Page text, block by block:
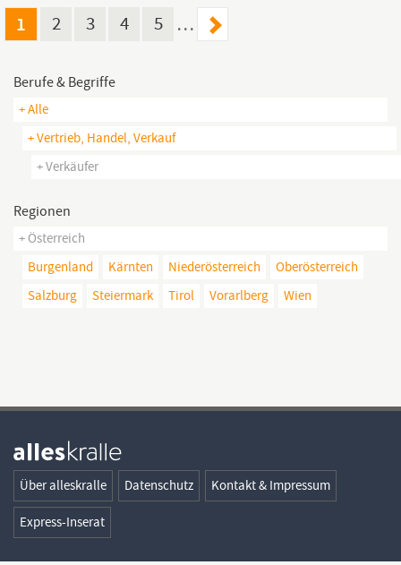
Du...
1 2 3 4 5 …
Berufe & Begriffe
+ Alle
+ Vertrieb, Handel, Verkauf
+ Verkäufer
Regionen
+ Österreich
Burgenland
Kärnten Niederösterreich
Oberösterreich
Salzburg
Steiermark Tirol Vorarlberg Wien
Über alleskralle Datenschutz Kontakt & Impressum
Express-Inserat